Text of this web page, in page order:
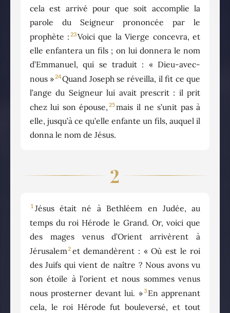
cela est arrivé pour que soit accomplie la
parole du Seigneur prononcée par le
prophète : 23Voici que la Vierge concevra, et
elle enfantera un fils ; on lui donnera le nom
d’Emmanuel, qui se traduit : « Dieu-avec-
nous »24Quand Joseph se réveilla, il fit ce que
l’ange du Seigneur lui avait prescrit : il prit
chez lui son épouse, 25mais il ne s’unit pas à
elle, jusqu’à ce qu’elle enfante un fils, auquel il
donna le nom de Jésus.
2
1 Jésus était né à Bethléem en Judée, au
temps du roi Hérode le Grand. Or, voici que
des mages venus d’Orient arrivèrent à
Jérusalem2 et demandèrent : « Où est le roi
des Juifs qui vient de naître ? Nous avons vu
son étoile à l’orient et nous sommes venus
nous prosterner devant lui. »3 En apprenant
cela, le roi Hérode fut bouleversé, et tout